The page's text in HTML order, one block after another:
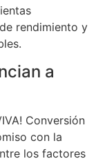
rendimiento y
a
Conversión
con la
los factores